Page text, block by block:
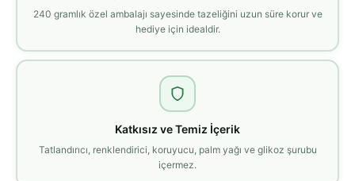
240 gramlık özel ambalajı sayesinde tazeliğini uzun süre korur ve
hediye için idealdir.
Katkısız ve Temiz İçerik
Tatlandırıcı, renklendirici, koruyucu, palm yağı ve glikoz şurubu
içermez.